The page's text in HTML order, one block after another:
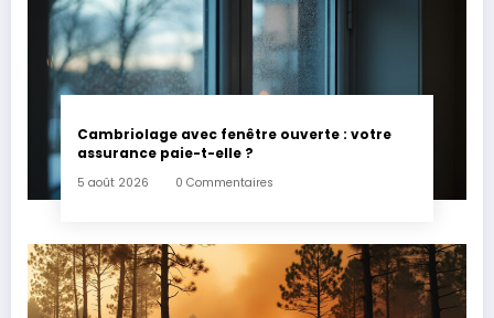
Cambriolage avec fenêtre ouverte : votre
assurance paie-t-elle ?
5 août 2026 0 Commentaires